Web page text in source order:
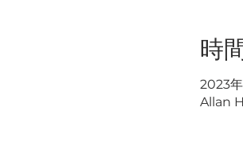
時
2023年
Allan